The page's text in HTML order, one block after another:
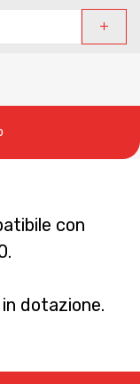
con
dotazione.